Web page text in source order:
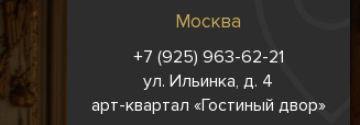
Москва
+7 (925) 963-62-21
ул. Ильинка, д. 4
арт-квартал «Гостиный двор»